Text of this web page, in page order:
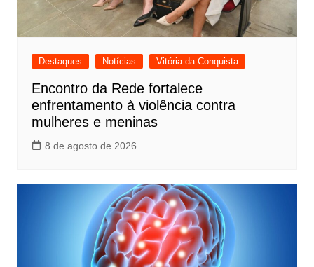
Destaques Notícias Vitória da Conquista
Encontro da Rede fortalece
enfrentamento à violência contra
mulheres e meninas
8 de agosto de 2026